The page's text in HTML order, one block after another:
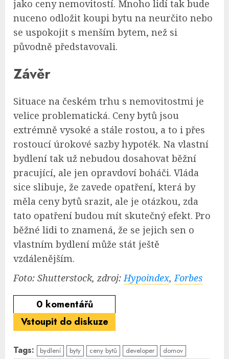
jako ceny nemovitostí. Mnoho lidí tak bude
nuceno odložit koupi bytu na neurčito nebo
se uspokojit s menším bytem, než si
původně představovali.
Závěr
Situace na českém trhu s nemovitostmi je
velice problematická. Ceny bytů jsou
extrémně vysoké a stále rostou, a to i přes
rostoucí úrokové sazby hypoték. Na vlastní
bydlení tak už nebudou dosahovat běžní
pracující, ale jen opravdoví boháči. Vláda
sice slibuje, že zavede opatření, která by
měla ceny bytů srazit, ale je otázkou, zda
tato opatření budou mít skutečný efekt. Pro
běžné lidi to znamená, že se jejich sen o
vlastním bydlení může stát ještě
vzdálenějším.
Foto: Shutterstock, zdroj:Hypoindex,Forbes
0 komentářů
Vstoupit do diskuze
Tags: bydlení byty ceny bytů developer
domov